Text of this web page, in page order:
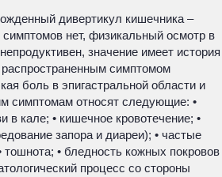
дивертикул кишечника –
нет, физикальный осмотр в
значение имеет история
симптомом
боль в эпигастральной области и
симптомам относят следующие: •
в кале; • кишечное кровотечение; •
запора и диареи); • частые
• бледность кожных покровов
процесс со стороны